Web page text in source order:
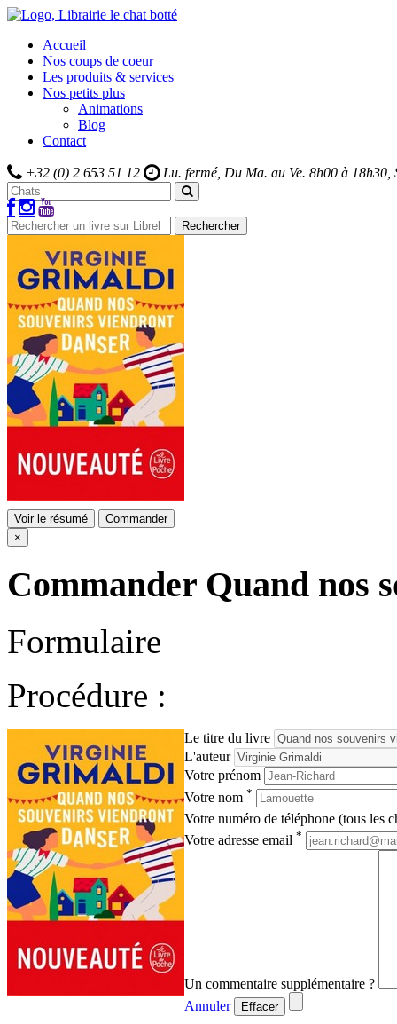
Accueil
Nos coups de coeur
Les produits & services
Nos petits plus
Animations
Blog
Contact
+32 (0) 2 653 51 12 Lu. fermé, Du Ma. au Ve. 8h00 à 18h30,
Rechercher
Voir le résumé
Commander
×
Commander Quand nos
Formulaire
Procédure :
Le titre du livre
L'auteur
Votre prénom
Votre nom *
Votre numéro de téléphone (tous les
Votre adresse email *
Un commentaire supplémentaire ?
Annuler
Effacer